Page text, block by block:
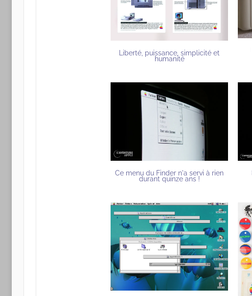
Liberté, puissance, simplicité et
humanité
Ce menu du Finder n'a servi à rien
durant quinze ans !